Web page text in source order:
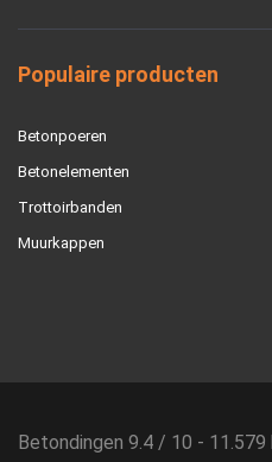
Populaire producten
Betonpoeren
Betonelementen
Trottoirbanden
Muurkappen
Betondingen 9.4 / 10 - 11.579